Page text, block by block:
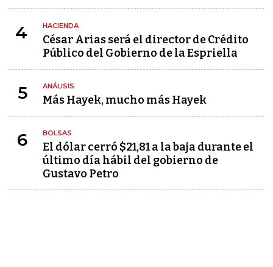
4 HACIENDA
César Arias será el director de Crédito
Público del Gobierno de la Espriella
5 ANÁLISIS
Más Hayek, mucho más Hayek
6 BOLSAS
El dólar cerró $21,81 a la baja durante el
último día hábil del gobierno de
Gustavo Petro